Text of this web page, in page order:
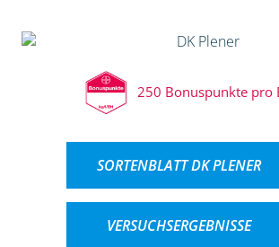
250 Bonuspunkte pro
SORTENBLATT DK PLENER
VERSUCHSERGEBNISSE